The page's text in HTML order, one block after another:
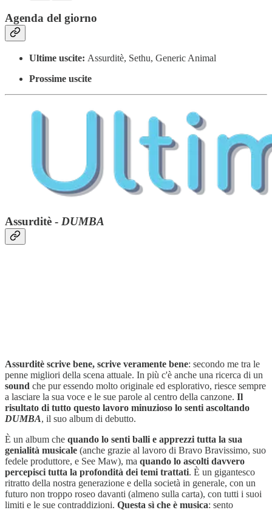
Agenda del giorno
Ultime uscite: Assurditè, Sethu, Generic Animal
Prossime uscite
Assurditè - DUMBA
Assurditè scrive bene, scrive veramente bene: secondo me tra le
penne migliori della scena attuale. In più c'è anche una ricerca di un
sound che pur essendo molto originale ed esplorativo, riesce sempre
a lasciare la sua voce e le sue parole al centro della canzone. Il
risultato di tutto questo lavoro minuzioso lo senti ascoltando
DUMBA, il suo album di debutto.
È un album che quando lo senti balli e apprezzi tutta la sua
genialità musicale (anche grazie al lavoro di Bravo Bravissimo, suo
fedele produttore, e See Maw), ma quando lo ascolti davvero
percepisci tutta la profondità dei temi trattati. È un gigantesco
ritratto della nostra generazione e della società in generale, con un
futuro non troppo roseo davanti (almeno sulla carta), con tutti i suoi
limiti e le sue contraddizioni. Questa sì che è musica: sento